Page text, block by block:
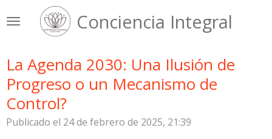
al
Conciencia Integral
La Agenda 2030: Una Ilusión de
Progreso o un Mecanismo de
Control?
Publicado el 24 de febrero de 2025, 21:39